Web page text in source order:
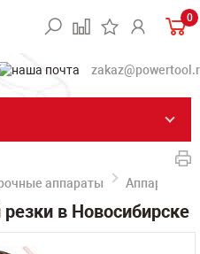
0
аппараты Аппараты
в Новосибирске